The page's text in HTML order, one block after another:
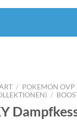
/ POKEMON OVP
/